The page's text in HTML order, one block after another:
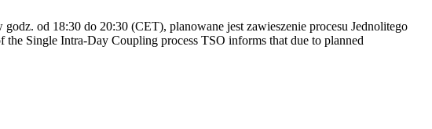
od 18:30 do 20:30 (CET), planowane jest zawieszenie procesu Jednolitego
Single Intra-Day Coupling process TSO informs that due to planned